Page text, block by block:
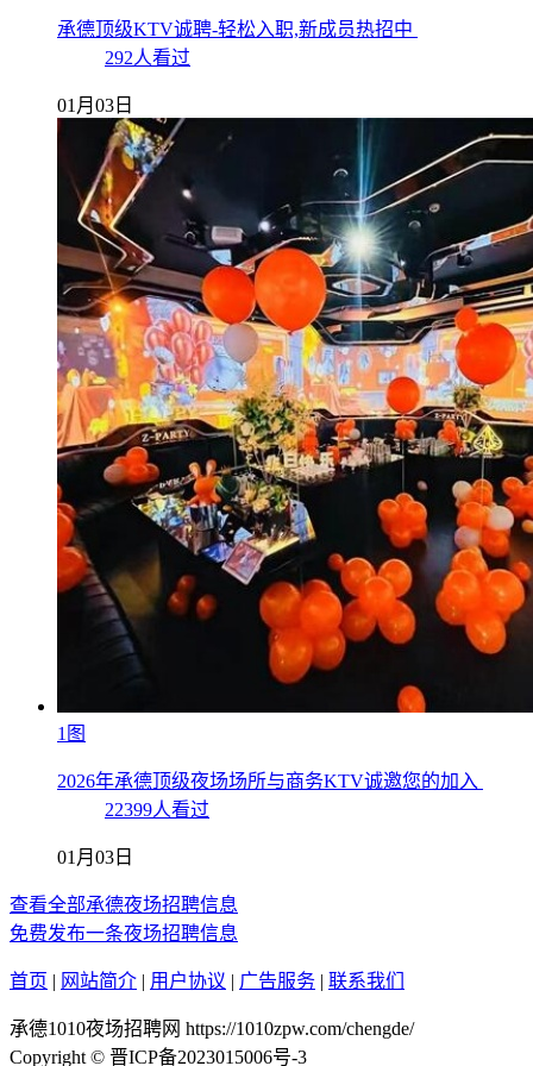
承德顶级KTV诚聘-轻松入职,新成员热招中
292人看过
01月03日
1图
2026年承德顶级夜场场所与商务KTV诚邀您的加入
22399人看过
01月03日
查看全部承德夜场招聘信息
免费发布一条夜场招聘信息
首页 | 网站简介 | 用户协议 | 广告服务 | 联系我们
承德1010夜场招聘网 https://1010zpw.com/chengde/
Copyright © 晋ICP备2023015006号-3